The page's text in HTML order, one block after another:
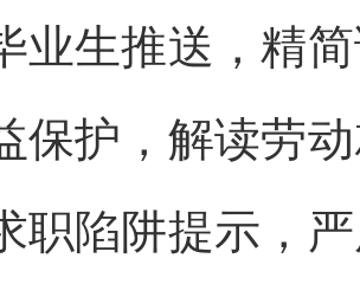
业生推送，精
保护，解读劳
职陷阱提示，